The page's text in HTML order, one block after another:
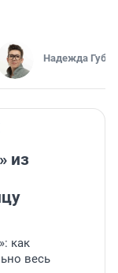
Надежда
из
как
весь